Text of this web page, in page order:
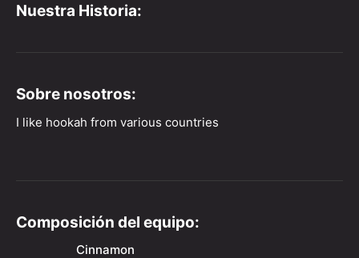
Nuestra Historia:
Sobre nosotros:
I like hookah from various countries
Composición del equipo:
Cinnamon